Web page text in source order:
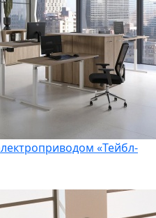
«Тейбл-